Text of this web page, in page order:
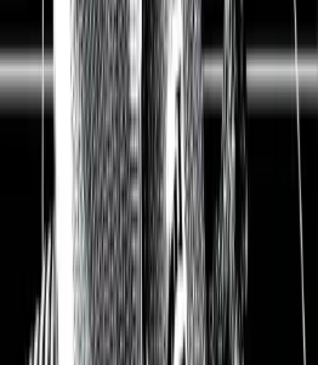
und Aktienanalyse
New York, USA
US78409V1044